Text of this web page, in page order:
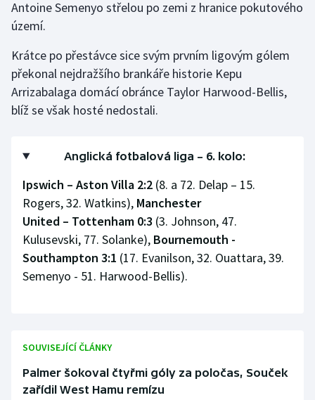
Stolní tenis
Veslování
Vodní slalom
Ostatní
Antoine Semenyo střelou po zemi z hranice pokutového
území.
Krátce po přestávce sice svým prvním ligovým gólem
překonal nejdražšího brankáře historie Kepu
Arrizabalaga domácí obránce Taylor Harwood-Bellis,
blíž se však hosté nedostali.
Anglická fotbalová liga – 6. kolo:
Ipswich – Aston Villa 2:2 (8. a 72. Delap – 15.
Rogers, 32. Watkins), Manchester
United –⁠⁠⁠⁠⁠⁠ Tottenham 0:3 (3. Johnson, 47.
Kulusevski, 77. Solanke), Bournemouth -
Southampton 3:1 (17. Evanilson, 32. Ouattara, 39.
Semenyo - 51. Harwood-Bellis).
SOUVISEJÍCÍ ČLÁNKY
Palmer šokoval čtyřmi góly za poločas, Souček
zařídil West Hamu remízu